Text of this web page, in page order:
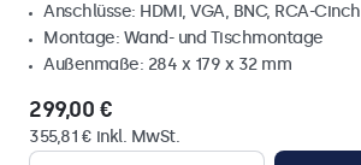
Anschlüsse: HDMI, VGA, BNC, RCA-Cinch
Montage: Wand- und Tischmontage
Außenmaße: 284 x 179 x 32 mm
299,00 €
355,81 € inkl. MwSt.